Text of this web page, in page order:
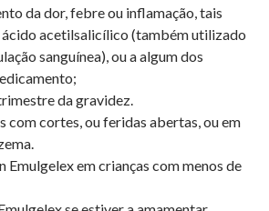
da dor, febre ou inflamação, tais
acetilsalicílico (também utilizado
sanguínea), ou a algum dos
da gravidez.
com cortes, ou feridas abertas, ou em
em crianças com menos de